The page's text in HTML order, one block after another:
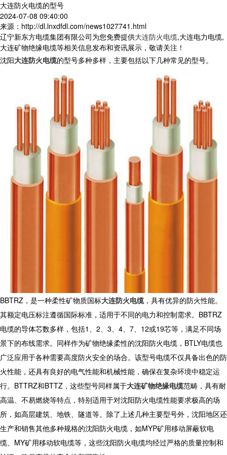
大连防火电缆的型号
2024-07-08 09:40:00
来源：http://dl.lnxdfdl.com/news1027741.html
辽宁新东方电缆集团有限公司为您免费提供大连防火电缆,大连电力电缆,
大连矿物绝缘电缆等相关信息发布和资讯展示，敬请关注！
沈阳大连防火电缆的型号多种多样，主要包括以下几种常见的型号。
BBTRZ，是一种柔性矿物质国标大连防火电缆，具有优异的防火性能。
其额定电压标注遵循国际标准，适用于不同的电力和控制需求。BBTRZ
电缆的导体芯数多样，包括1、2、3、4、7、12或19芯等，满足不同场
景下的布线需求。同样作为矿物绝缘柔性的沈阳防火电缆，BTLY电缆也
广泛应用于各种需要高度防火安全的场合。该型号电缆不仅具备出色的防
火性能，还具有良好的电气性能和机械性能，确保在复杂环境中稳定运
行。BTTRZ和BTTZ，这些型号同样属于大连矿物绝缘电缆范畴，具有耐
高温、不易燃烧等特点，特别适用于对沈阳防火电缆性能要求极高的场
所，如高层建筑、地铁、隧道等。除了上述几种主要型号外，沈阳地区还
生产和销售其他多种规格的沈阳防火电缆，如MYP矿用移动屏蔽软电
缆、MY矿用移动软电缆等，这些沈阳防火电缆均经过严格的质量控制和